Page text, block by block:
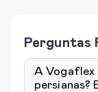
Perguntas
A Vogaflex
persianas?